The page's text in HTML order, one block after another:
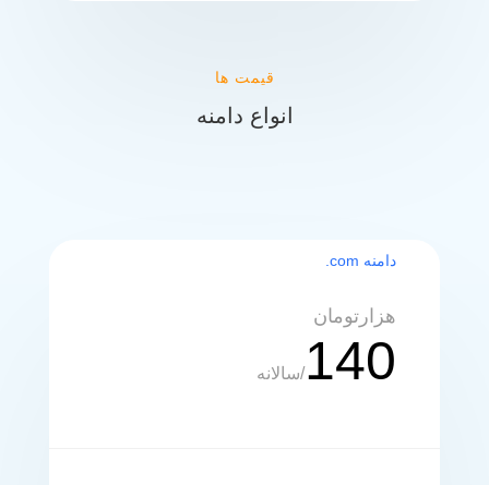
قیمت ها
انواع دامنه
دامنه com.
هزارتومان
140
/سالانه